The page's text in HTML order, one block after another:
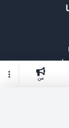
من